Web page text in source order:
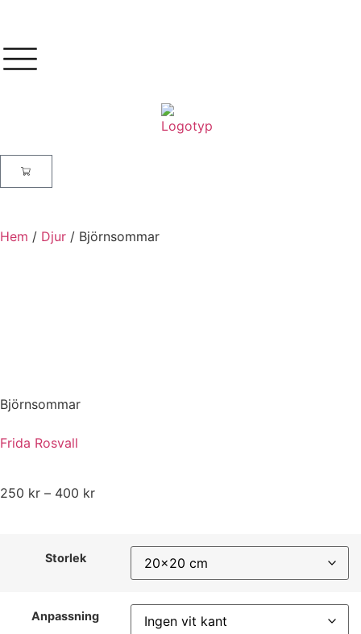
Hem / Djur / Björnsommar
Björnsommar
Frida Rosvall
250 kr – 400 kr
Storlek
Anpassning